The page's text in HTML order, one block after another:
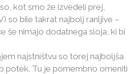
kot smo že izvedeli prej,
so bile takrat najbolj ranljive –
še nimajo dodatnega sloja, ki bi
najstništvu so torej najboljša
potek. Tu je pomembno omeniti